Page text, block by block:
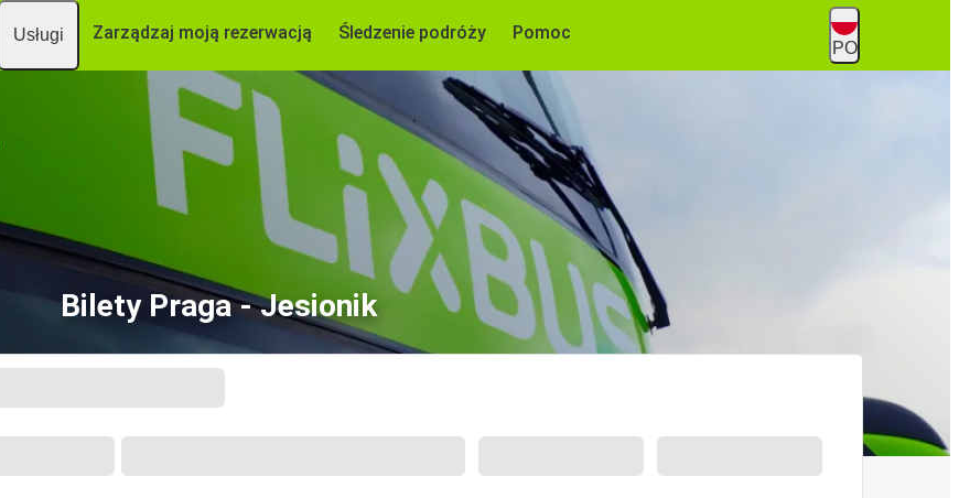
Usługi Zarządzaj moją rezerwacją Śledzenie podróży Pomoc
PO
Bilety Praga - Jesionik